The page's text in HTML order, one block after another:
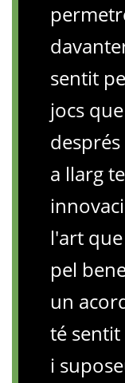
sentit
jocs
a llarg
l'art
pel
un
té
i